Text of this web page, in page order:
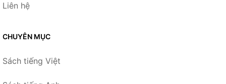
Liên hệ
CHUYÊN MỤC
Sách tiếng Việt